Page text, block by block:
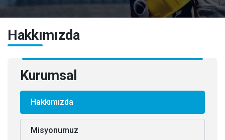
Hakkımızda
Kurumsal
Hakkımızda
Misyonumuz